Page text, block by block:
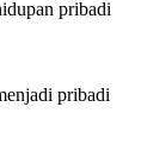
pribadi
pribadi